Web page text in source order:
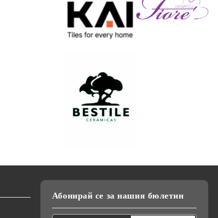
Абонирай се за нашия бюлетин